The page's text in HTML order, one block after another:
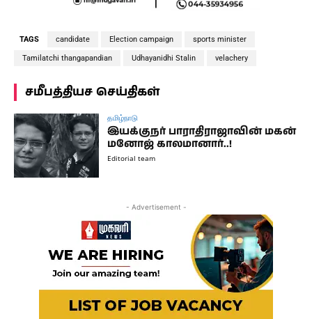
TAGS candidate Election campaign sports minister
Tamilatchi thangapandian Udhayanidhi Stalin velachery
சமீபத்தியச செய்திகள்
தமிழ்நாடு
இயக்குநர் பாராதிராஜாவின் மகன்
மனோஜ் காலமானார்..!
Editorial team
- Advertisement -